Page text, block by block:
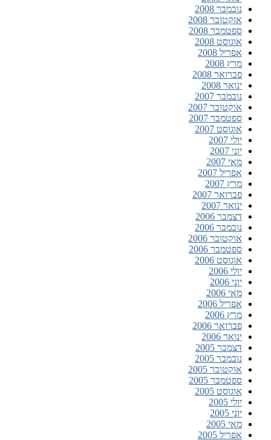
נובמבר 2008
אוקטובר 2008
ספטמבר 2008
אוגוסט 2008
אפריל 2008
מרץ 2008
פברואר 2008
ינואר 2008
נובמבר 2007
אוקטובר 2007
ספטמבר 2007
אוגוסט 2007
יולי 2007
יוני 2007
מאי 2007
אפריל 2007
מרץ 2007
פברואר 2007
ינואר 2007
דצמבר 2006
נובמבר 2006
אוקטובר 2006
ספטמבר 2006
אוגוסט 2006
יולי 2006
יוני 2006
מאי 2006
אפריל 2006
מרץ 2006
פברואר 2006
ינואר 2006
דצמבר 2005
נובמבר 2005
אוקטובר 2005
ספטמבר 2005
אוגוסט 2005
יולי 2005
יוני 2005
מאי 2005
אפריל 2005